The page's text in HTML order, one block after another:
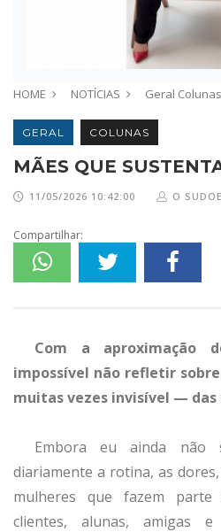
HOME NOTÍCIAS Geral Colunas
GERAL COLUNAS
MÃES QUE
11/05/2026 10:42:00 O
Compartilhar:
Com a aproximação
impossível não refletir
muitas vezes invisível —
Embora eu ainda não
diariamente a rotina, as
mulheres que fazem parte
clientes, alunas, amigas